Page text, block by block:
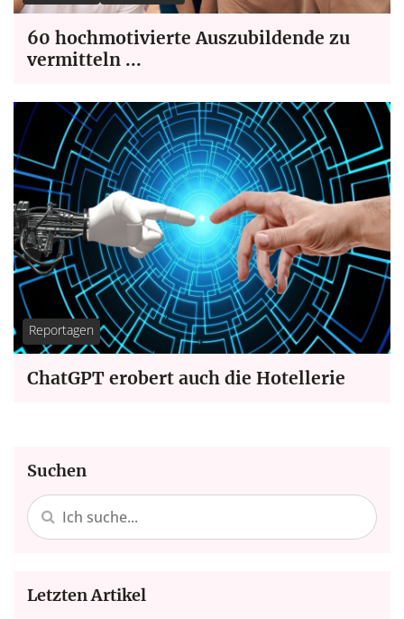
60 hochmotivierte Auszubildende zu
vermitteln ...
Reportagen
ChatGPT erobert auch die Hotellerie
Suchen
Letzten Artikel